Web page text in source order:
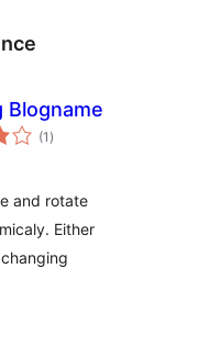
Blogname
(1 totale
bedømmelser
)
and rotate
Either